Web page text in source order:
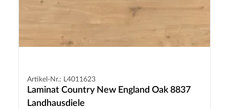
Artikel-Nr.: L4011623
Laminat Country New England Oak 8837
Landhausdiele